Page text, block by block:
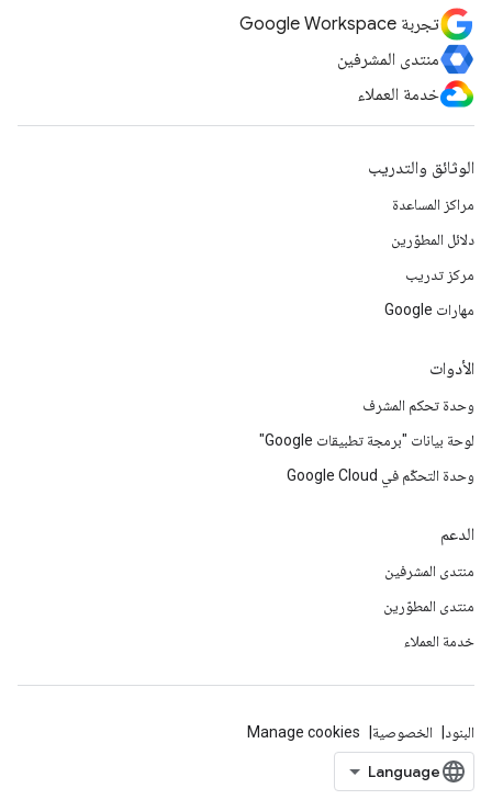
تجربة Google Workspace
منتدى المشرفين
خدمة العملاء
الوثائق والتدريب
مراكز المساعدة
دلائل المطوّرين
مركز تدريب
مهارات Google
الأدوات
وحدة تحكم المشرف
لوحة بيانات "برمجة تطبيقات Google"
وحدة التحكّم في Google Cloud
الدعم
منتدى المشرفين
منتدى المطوّرين
خدمة العملاء
البنود الخصوصية Manage cookies